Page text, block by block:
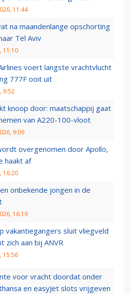
11:44
na maandenlange opschorting
Tel Aviv
11:10
voert langste vrachtvlucht
777F ooit uit
9:52
knoop door: maatschappij gaat
van A220-100-vloot
9:09
overgenomen door Apollo,
haakt af
16:20
onbekende jongen in de
16:19
vakantiegangers sluit vliegveld
zich aan bij ANVR
15:56
voor vracht doordat onder
en easyJet slots vrijgeven